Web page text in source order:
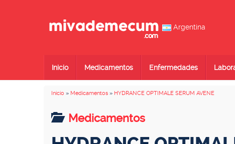
Argentina
Inicio Medicamentos Enfermedades
Inicio » Medicamentos » HYDRANCE OPTIMALE SERUM AVENE
Medicamentos